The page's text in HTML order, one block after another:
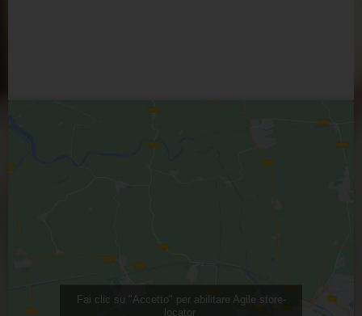
Fai clic su "Accetto" per abilitare Agile store-
locator